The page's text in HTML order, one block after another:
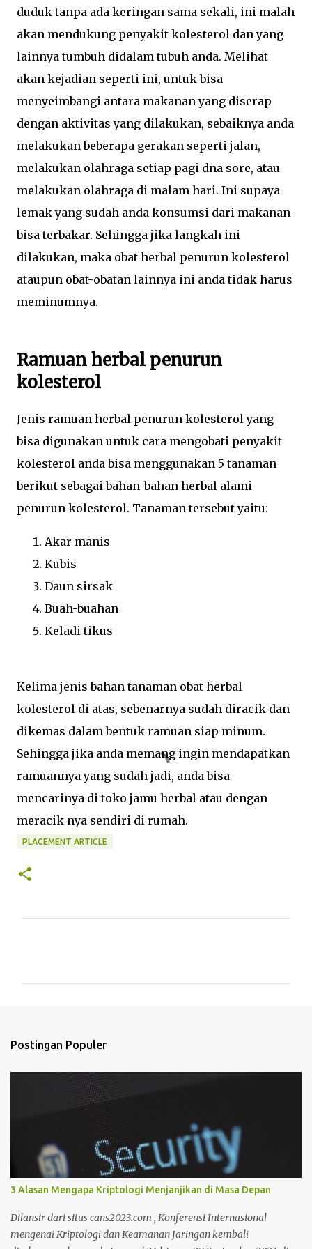
duduk tanpa ada keringan sama sekali, ini malah
akan mendukung penyakit kolesterol dan yang
lainnya tumbuh didalam tubuh anda. Melihat
akan kejadian seperti ini, untuk bisa
menyeimbangi antara makanan yang diserap
dengan aktivitas yang dilakukan, sebaiknya anda
melakukan beberapa gerakan seperti jalan,
melakukan olahraga setiap pagi dna sore, atau
melakukan olahraga di malam hari. Ini supaya
lemak yang sudah anda konsumsi dari makanan
bisa terbakar. Sehingga jika langkah ini
dilakukan, maka obat herbal penurun kolesterol
ataupun obat-obatan lainnya ini anda tidak harus
meminumnya.
Ramuan herbal penurun
kolesterol
Jenis ramuan herbal penurun kolesterol yang
bisa digunakan untuk cara mengobati penyakit
kolesterol anda bisa menggunakan 5 tanaman
berikut sebagai bahan-bahan herbal alami
penurun kolesterol. Tanaman tersebut yaitu:
Akar manis
Kubis
Daun sirsak
Buah-buahan
Keladi tikus
Kelima jenis bahan tanaman obat herbal
kolesterol di atas, sebenarnya sudah diracik dan
dikemas dalam bentuk ramuan siap minum.
Sehingga jika anda memang ingin mendapatkan
ramuannya yang sudah jadi, anda bisa
mencarinya di toko jamu herbal atau dengan
meracik nya sendiri di rumah.
PLACEMENT ARTICLE
r
Postingan Populer
3 Alasan Mengapa Kriptologi Menjanjikan di Masa Depan
Dilansir dari situs cans2023.com , Konferensi Internasional
mengenai Kriptologi dan Keamanan Jaringan kembali